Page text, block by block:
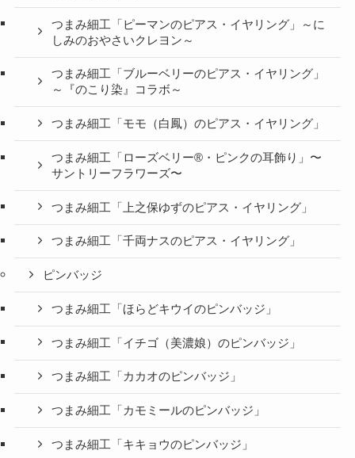
つまみ細工「ピーマンのピアス・イヤリング」～に
しみのおやさいクレヨン～
つまみ細工「ブルーベリーのピアス・イヤリング」
～『のこり染』コラボ～
つまみ細工「モモ（白鳳）のピアス・イヤリング」
つまみ細工「ローズベリー®・ピンクの耳飾り」〜
サントリーフラワーズ〜
つまみ細工「上之保ゆずのピアス・イヤリング」
つまみ細工「千両ナスのピアス・イヤリング」
ピンバッジ
つまみ細工「ほらどキウイのピンバッジ」
つまみ細工「イチゴ（美濃娘）のピンバッジ」
つまみ細工「カカオのピンバッジ」
つまみ細工「カモミールのピンバッジ」
つまみ細工「キキョウのピンバッジ」